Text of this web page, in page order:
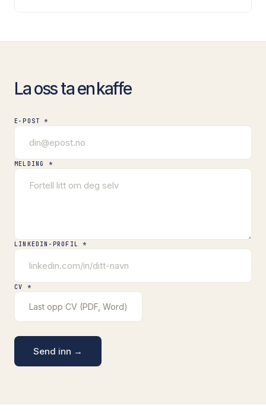
La oss ta en kaffe
E-POST *
MELDING *
LINKEDIN-PROFIL *
CV *
Last opp CV (PDF, Word)
Send inn →